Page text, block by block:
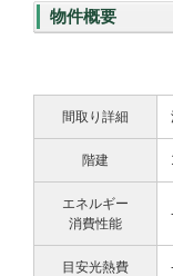
物件概要
間取り詳細
階建
エネルギー
消費性能
目安光熱費